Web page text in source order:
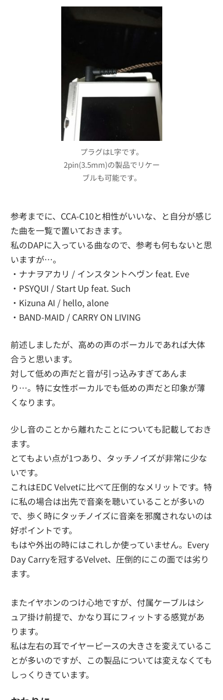
プラグはL字です。
2pin(3.5mm)の製品でリケー
ブルも可能です。
参考までに、CCA-C10と相性がいいな、と自分が感じ
た曲を一覧で置いておきます。
私のDAPに入っている曲なので、参考も何もないと思
いますが…。
・ナナヲアカリ / インスタントヘヴン feat. Eve
・PSYQUI / Start Up feat. Such
・Kizuna AI / hello, alone
・BAND-MAID / CARRY ON LIVING
前述しましたが、高めの声のボーカルであれば大体
合うと思います。
対して低めの声だと音が引っ込みすぎてあんま
り…。特に女性ボーカルでも低めの声だと印象が薄
くなります。
少し音のことから離れたことについても記載しておき
ます。
とてもよい点が1つあり、タッチノイズが非常に少な
いです。
これはEDC Velvetに比べて圧倒的なメリットです。特
に私の場合は出先で音楽を聴いていることが多いの
で、歩く時にタッチノイズに音楽を邪魔されないのは
好ポイントです。
もはや外出の時にはこれしか使っていません。Every
Day Carryを冠するVelvet、圧倒的にこの面では劣り
ます。
またイヤホンのつけ心地ですが、付属ケーブルはシ
ュア掛け前提で、かなり耳にフィットする感覚があ
ります。
私は左右の耳でイヤーピースの大きさを変えているこ
とが多いのですが、この製品については変えなくても
しっくりきています。